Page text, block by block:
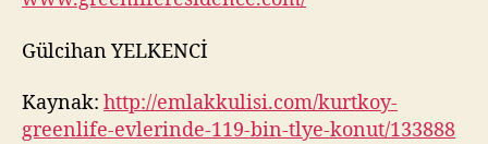
Gülcihan YELKENCİ
Kaynak: http://emlakkulisi.com/kurtkoy-
greenlife-evlerinde-119-bin-tlye-konut/133888